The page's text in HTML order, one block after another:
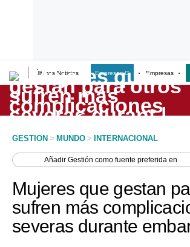
Últimas Noticias Empresas G Empresas
Lo último
Peru Quiosco
Economía
Mercados
GESTION > MUNDO > INTERNACIONAL
AñadirGestión como fuente preferida en
Mujeres que gestan
sufren más
severas durante